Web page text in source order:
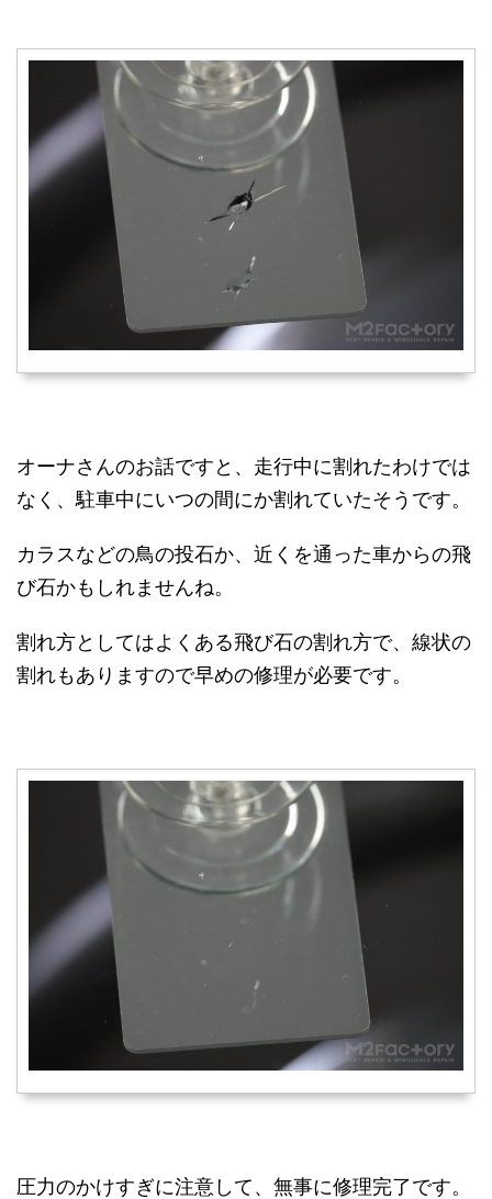
オーナさんのお話ですと、走行中に割れたわけでは
なく、駐車中にいつの間にか割れていたそうです。
カラスなどの鳥の投石か、近くを通った車からの飛
び石かもしれませんね。
割れ方としてはよくある飛び石の割れ方で、線状の
割れもありますので早めの修理が必要です。
圧力のかけすぎに注意して、無事に修理完了です。